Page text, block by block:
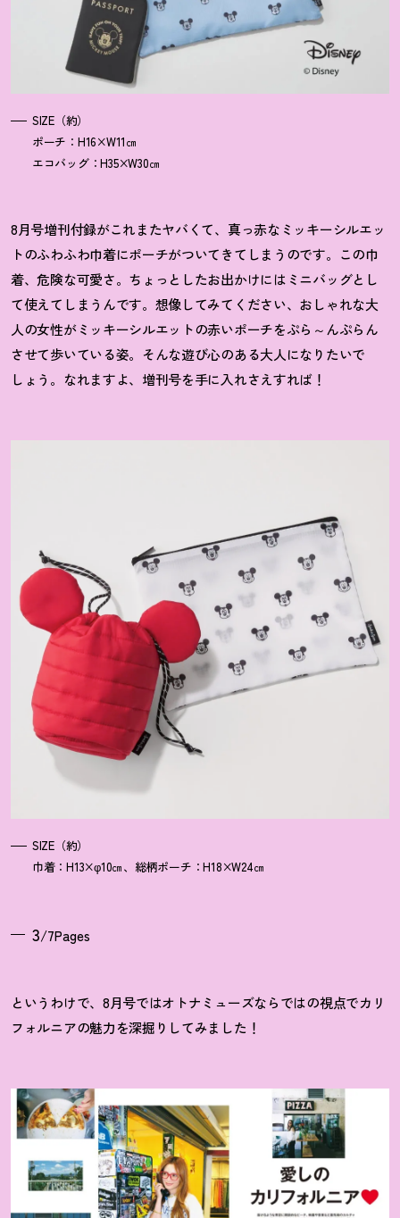
SIZE（約）
ポーチ：H16×W11㎝
エコバッグ：H35×W30㎝
8月号増刊付録がこれまたヤバくて、真っ赤なミッキーシルエッ
トのふわふわ巾着にポーチがついてきてしまうのです。この巾
着、危険な可愛さ。ちょっとしたお出かけにはミニバッグとし
て使えてしまうんです。想像してみてください、おしゃれな大
人の女性がミッキーシルエットの赤いポーチをぷら～んぷらん
させて歩いている姿。そんな遊び心のある大人になりたいで
しょう。なれますよ、増刊号を手に入れさえすれば ！
SIZE（約）
巾着：H13×φ10㎝、総柄ポーチ：H18×W24㎝
3/7Pages
というわけで、8月号ではオトナミューズならではの視点でカリ
フォルニアの魅力を深掘りしてみました ！